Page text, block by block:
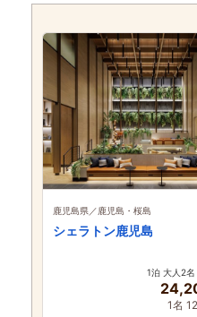
鹿児島県／鹿児島・桜島
シェラトン鹿児島
1泊 大人2
1名